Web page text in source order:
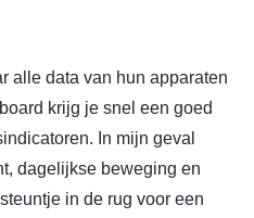
alle data van hun apparaten
krijg je snel een goed
In mijn geval
dagelijkse beweging en
in de rug voor een